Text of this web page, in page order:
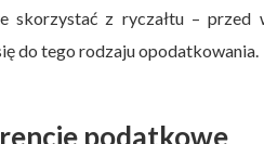
skorzystać z ryczałtu –
do tego rodzaju opodatkowania.
podatkowe